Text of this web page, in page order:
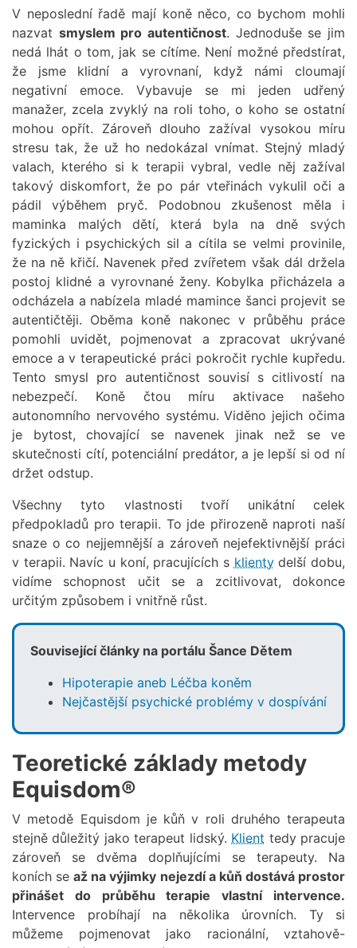
V neposlední řadě mají koně něco, co bychom mohli
nazvat smyslem pro autentičnost. Jednoduše se jim
nedá lhát o tom, jak se cítíme. Není možné předstírat,
že jsme klidní a vyrovnaní, když námi cloumají
negativní emoce. Vybavuje se mi jeden udřený
manažer, zcela zvyklý na roli toho, o koho se ostatní
mohou opřít. Zároveň dlouho zažíval vysokou míru
stresu tak, že už ho nedokázal vnímat. Stejný mladý
valach, kterého si k terapii vybral, vedle něj zažíval
takový diskomfort, že po pár vteřinách vykulil oči a
pádil výběhem pryč. Podobnou zkušenost měla i
maminka malých dětí, která byla na dně svých
fyzických i psychických sil a cítila se velmi provinile,
že na ně křičí. Navenek před zvířetem však dál držela
postoj klidné a vyrovnané ženy. Kobylka přicházela a
odcházela a nabízela mladé mamince šanci projevit se
autentičtěji. Oběma koně nakonec v průběhu práce
pomohli uvidět, pojmenovat a zpracovat ukrývané
emoce a v terapeutické práci pokročit rychle kupředu.
Tento smysl pro autentičnost souvisí s citlivostí na
nebezpečí. Koně čtou míru aktivace našeho
autonomního nervového systému. Viděno jejich očima
je bytost, chovající se navenek jinak než se ve
skutečnosti cítí, potenciální predátor, a je lepší si od ní
držet odstup.
Všechny tyto vlastnosti tvoří unikátní celek
předpokladů pro terapii. To jde přirozeně naproti naší
snaze o co nejjemnější a zároveň nejefektivnější práci
v terapii. Navíc u koní, pracujících s klientydelší dobu,
vidíme schopnost učit se a zcitlivovat, dokonce
určitým způsobem i vnitřně růst.
Související články na portálu Šance Dětem
Hipoterapie aneb Léčba koněm
Nejčastější psychické problémy v dospívání
Teoretické základy metody
Equisdom®
V metodě Equisdom je kůň v roli druhého terapeuta
stejně důležitý jako terapeut lidský. Klient tedy pracuje
zároveň se dvěma doplňujícími se terapeuty. Na
koních seaž na výjimky nejezdí a kůň dostává prostor
přinášet do průběhu terapie vlastní intervence.
Intervence probíhají na několika úrovních. Ty si
můžeme pojmenovat jako racionální, vztahově-